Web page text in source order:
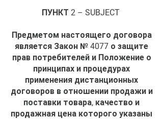
ПУНКТ 2 – SUBJECT
Предметом настоящего договора
является Закон № 4077 о защите
прав потребителей и Положение о
принципах и процедурах
применения дистанционных
договоров в отношении продажи и
поставки товара, качество и
продажная цена которого указаны